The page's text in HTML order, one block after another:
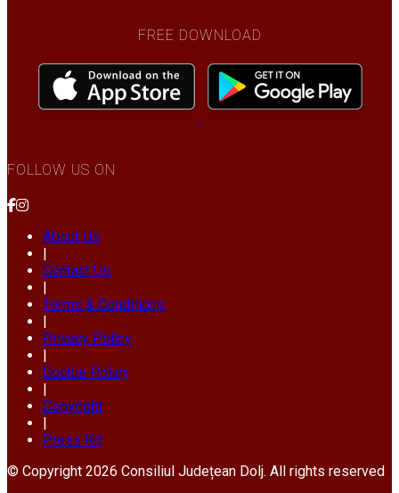
FREE DOWNLOAD
FOLLOW US ON
About Us
|
Contact Us
|
Terms & Conditions
|
Privacy Policy
|
Cookie Policy
|
Copyright
|
Press Kit
© Copyright 2026 Consiliul Județean Dolj. All rights reserved